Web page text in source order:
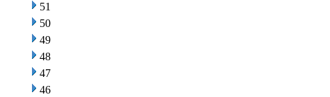
51
50
49
48
47
46